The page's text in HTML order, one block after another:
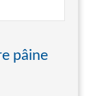
pâine